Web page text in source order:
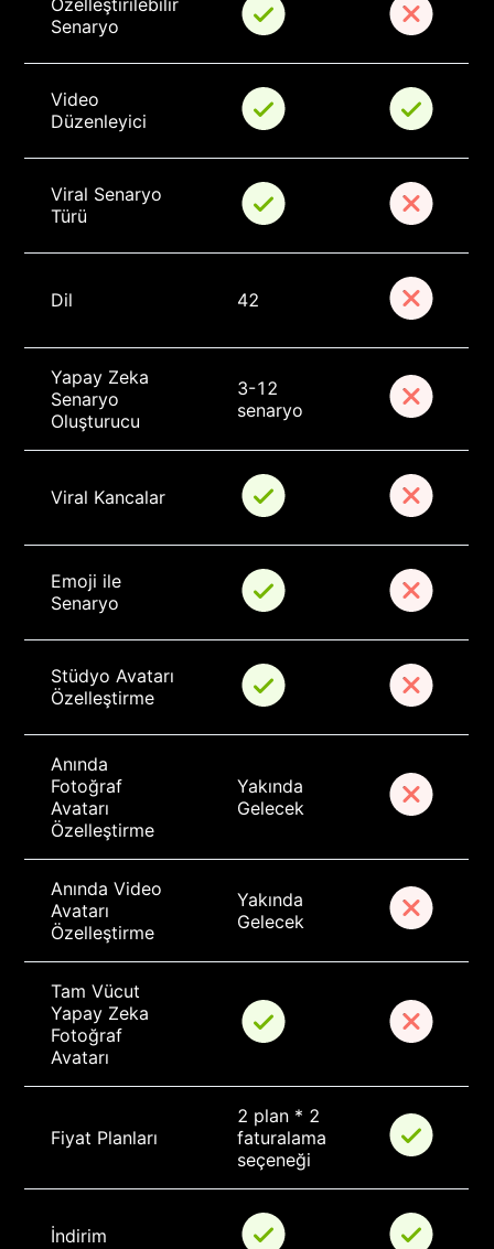
Özelleştirilebilir
Senaryo
Video
Düzenleyici
Viral Senaryo
Türü
Dil 42
Yapay Zeka
Senaryo
Oluşturucu
3-12
senaryo
Viral Kancalar
Emoji ile
Senaryo
Stüdyo Avatarı
Özelleştirme
Anında
Fotoğraf
Avatarı
Özelleştirme
Yakında
Gelecek
Anında Video
Avatarı
Özelleştirme
Yakında
Gelecek
Tam Vücut
Yapay Zeka
Fotoğraf
Avatarı
Fiyat Planları
2 plan * 2
faturalama
seçeneği
İndirim